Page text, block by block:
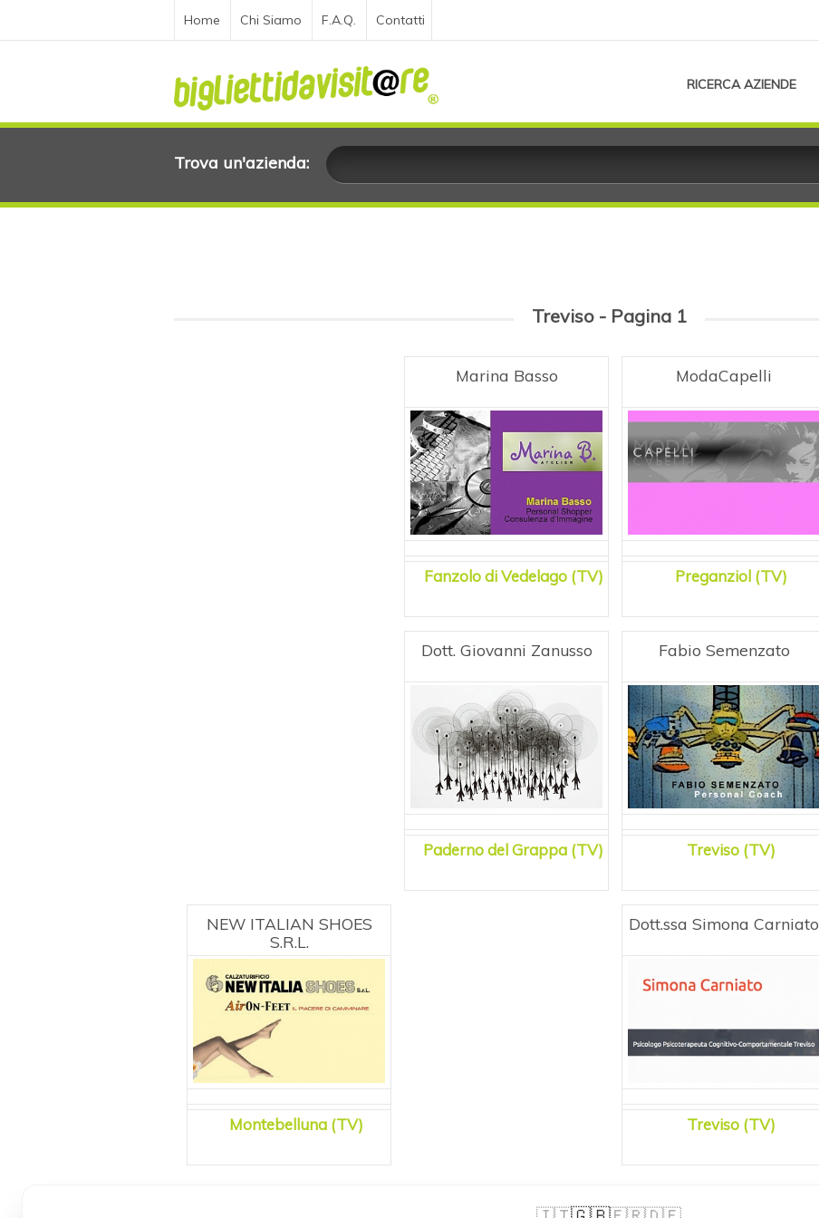
Home Chi Siamo F.A.Q. Contatti
RICERCA AZIENDE
Trova un'azienda:
Treviso - Pagina 1
Marina Basso
Fanzolo di Vedelago (TV)
ModaCapelli
Preganziol (TV)
Dott. Giovanni Zanusso
Paderno del Grappa (TV)
Fabio Semenzato
Treviso (TV)
NEW ITALIAN SHOES
S.R.L.
Montebelluna (TV)
Dott.ssa Simona Carniato
Treviso (TV)